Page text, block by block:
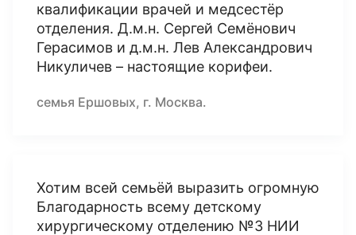
квалификации врачей и медсестёр
отделения. Д.м.н. Сергей Семёнович
Герасимов и д.м.н. Лев Александрович
Никуличев – настоящие корифеи.
семья Ершовых, г. Москва.
Хотим всей семьёй выразить огромную
Благодарность всему детскому
хирургическому отделению №3 НИИ